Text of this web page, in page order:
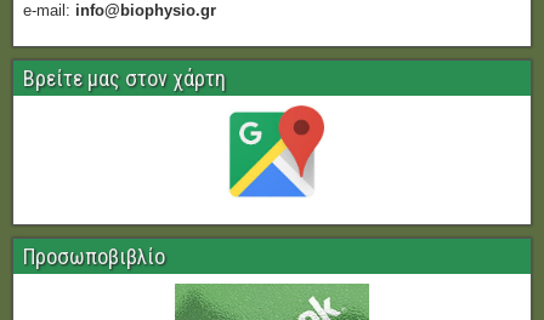
e-mail: info@biophysio.gr
Βρείτε μας στον χάρτη
Προσωποβιβλίο